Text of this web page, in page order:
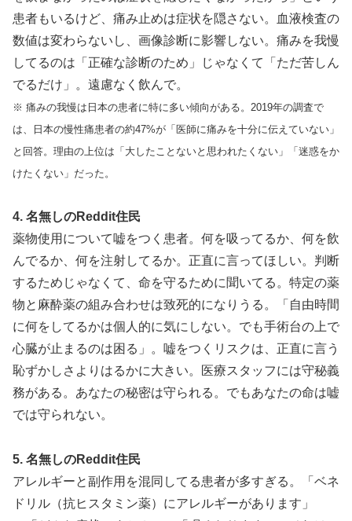
患者もいるけど、痛み止めは症状を隠さない。血液検査の
数値は変わらないし、画像診断に影響しない。痛みを我慢
してるのは「正確な診断のため」じゃなくて「ただ苦しん
でるだけ」。遠慮なく飲んで。
※ 痛みの我慢は日本の患者に特に多い傾向がある。2019年の調査で
は、日本の慢性痛患者の約47%が「医師に痛みを十分に伝えていない」
と回答。理由の上位は「大したことないと思われたくない」「迷惑をか
けたくない」だった。
4. 名無しのReddit住民
薬物使用について嘘をつく患者。何を吸ってるか、何を飲
んでるか、何を注射してるか。正直に言ってほしい。判断
するためじゃなくて、命を守るために聞いてる。特定の薬
物と麻酔薬の組み合わせは致死的になりうる。「自由時間
に何をしてるかは個人的に気にしない。でも手術台の上で
心臓が止まるのは困る」。嘘をつくリスクは、正直に言う
恥ずかしさよりはるかに大きい。医療スタッフには守秘義
務がある。あなたの秘密は守られる。でもあなたの命は嘘
では守られない。
5. 名無しのReddit住民
アレルギーと副作用を混同してる患者が多すぎる。「ベネ
ドリル（抗ヒスタミン薬）にアレルギーがあります」